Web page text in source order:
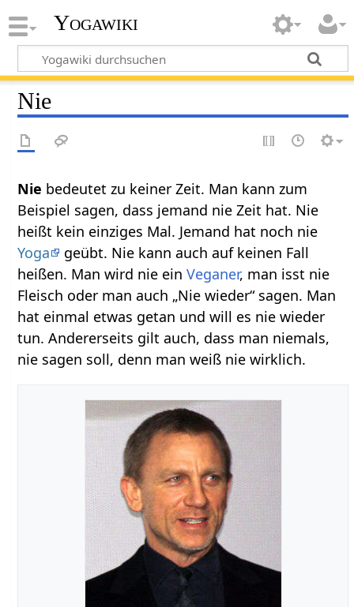
Yogawiki
Nie
bedeutet zu keiner Zeit. Man kann zum
Beispiel sagen, dass jemand nie Zeit hat. Nie
heißt kein einziges Mal. Jemand hat noch nie
Yoga
geübt. Nie kann auch auf keinen Fall
heißen. Man wird nie einVeganer, man isst nie
Fleisch oder man auch „Nie wieder“ sagen. Man
hat einmal etwas getan und will es nie wieder
tun. Andererseits gilt auch, dass man niemals,
nie sagen soll, denn man weiß nie wirklich.